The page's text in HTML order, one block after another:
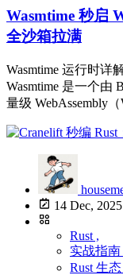
Wasmtime 秒启
全沙箱拉满
Wasmtime 运行时详
Wasmtime 是一个由
量级 WebAssembly（
14 Dec, 2025
Rust ,
实战指南
Rust 生态